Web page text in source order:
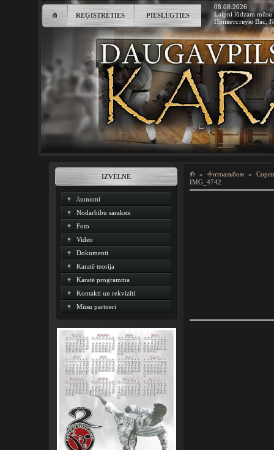
⟰ REĢISTRĒTIES PIESLĒGTIES
08.08.2026
Laipni lūdzam mūsu
Приветствую Вас ,
IZVĒLNE
Jaunumi
Nodarbību saraksts
Foto
Video
Dokumenti
Karatē teorija
Karatē programma
Kontakti un rekvizīti
Mūsu partneri
⟰ » Фотоальбом»
IMG_4742